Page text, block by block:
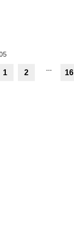
1 2
...
16